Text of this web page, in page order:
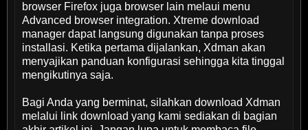
browser Firefox juga browser lain melaui menu
Advanced browser integration. Xtreme download
manager dapat langsung digunakan tanpa proses
installasi. Ketika pertama dijalankan, Xdman akan
menyajikan panduan konfigurasi sehingga kita tinggal
mengikutinya saja.
Bagi Anda yang berminat, silahkan download Xdman
melalui link download yang kami sediakan di bagian